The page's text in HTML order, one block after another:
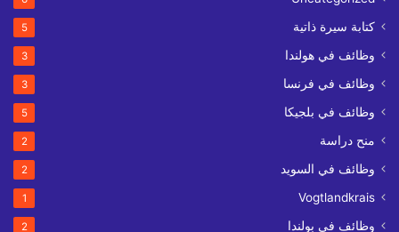
كتابة سيرة ذاتية 5
وظائف في هولندا 3
وظائف في فرنسا 3
وظائف في بلجيكا 5
منح دراسة 2
وظائف في السويد 2
Vogtlandkrais
1
وظائف في بولندا 2